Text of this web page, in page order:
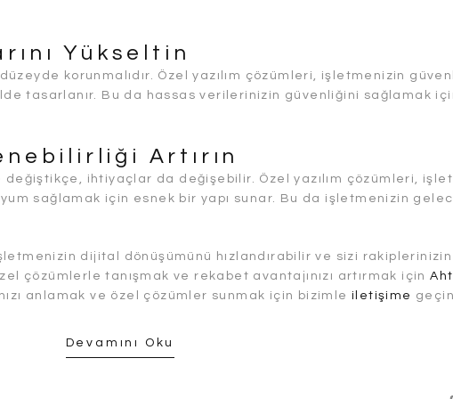
Yükseltin
korunmalıdır. Özel yazılım çözümleri, işletmenizin
tasarlanır. Bu da hassas verilerinizin güvenliğini sağlamak
Artırın
ihtiyaçlar da değişebilir. Özel yazılım çözümleri,
sağlamak için esnek bir yapı sunar. Bu da işletmenizin
dijital dönüşümünü hızlandırabilir ve sizi
çözümlerle tanışmak ve rekabet avantajınızı artırmak için
anlamak ve özel çözümler sunmak için bizimleiletişime
Devamını Oku